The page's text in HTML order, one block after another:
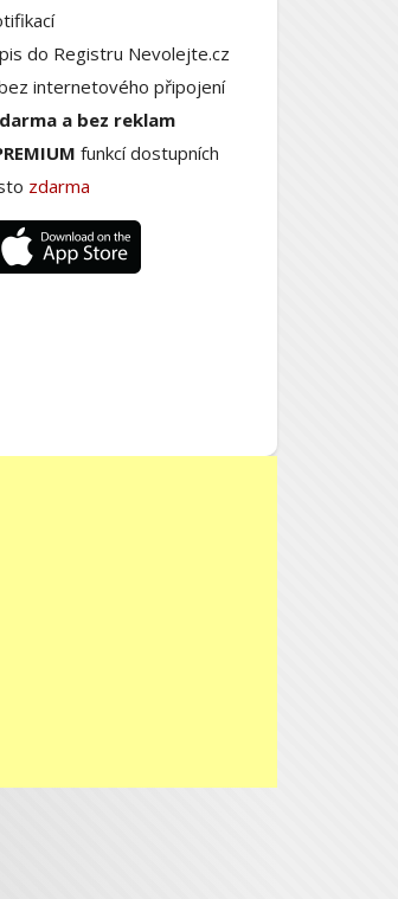
do Registru Nevolejte.cz
internetového připojení
a bez reklam
funkcí dostupních
zdarma